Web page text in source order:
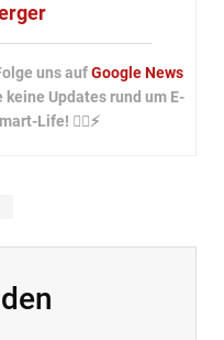
uns aufGoogle News
keine Updates rund um E-
Life! 🚴‍♂️⚡